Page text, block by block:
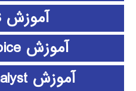
آموزش ETABS
آموزش expert choice
آموزش Frontier Analyst